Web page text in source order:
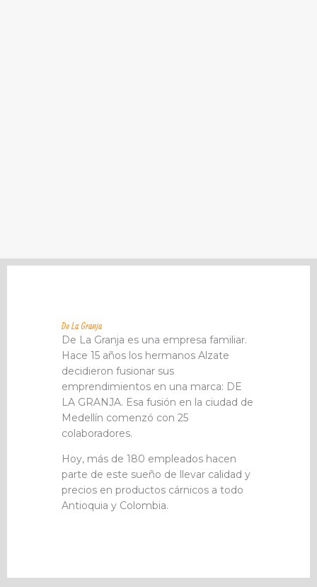
De La Granja
De La Granja es una empresa familiar.
Hace 15 años los hermanos Alzate
decidieron fusionar sus
emprendimientos en una marca: DE
LA GRANJA. Esa fusión en la ciudad de
Medellín comenzó con 25
colaboradores.
Hoy, más de 180 empleados hacen
parte de este sueño de llevar calidad y
precios en productos cárnicos a todo
Antioquia y Colombia.